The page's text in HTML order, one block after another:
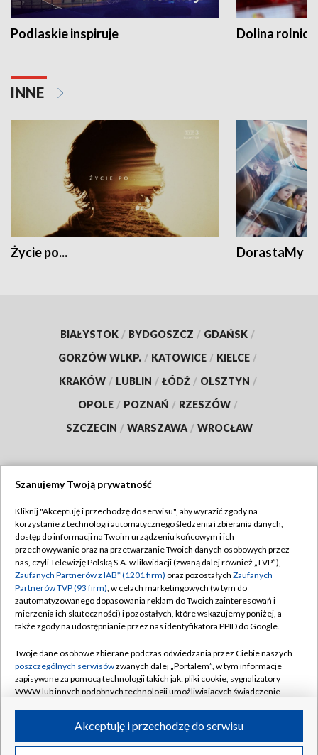
Podlaskie inspiruje Dolina
INNE
Życie po... DorastaMy
BIAŁYSTOK / BYDGOSZCZ / GDAŃSK /
GORZÓW WLKP. / KATOWICE / KIELCE /
KRAKÓW / LUBLIN / ŁÓDŹ / OLSZTYN /
OPOLE / POZNAŃ / RZESZÓW /
SZCZECIN / WARSZAWA / WROCŁAW
TVP
Abonament TVP
Emisja w TVP
Centrum informacji TVP
Naziemna Telewizja Cyfrowa
Rada Programowa
System NOS
Informacje o nadawcy
Program dla prasy
Regulamin TVP
Polityka prywatności
Moje zgody
Pomoc
Kontakt
Kanały
©2026 Telewizja Polska S.A. w likwidacji
Szanujemy Twoją prywatność
Kliknij "Akceptuję i przechodzę do serwisu", aby wyrazić zgody na
korzystanie z technologii automatycznego śledzenia i zbierania danych,
dostęp do informacji na Twoim urządzeniu końcowym i ich
przechowywanie oraz na przetwarzanie Twoich danych osobowych przez
nas, czyli Telewizję Polską S.A. w likwidacji (zwaną dalej również „TVP”),
Zaufanych Partnerów z IAB* (1201 firm) oraz pozostałych Zaufanych
Partnerów TVP (93 firm), w celach marketingowych (w tym do
zautomatyzowanego dopasowania reklam do Twoich zainteresowań i
mierzenia ich skuteczności) i pozostałych, które wskazujemy poniżej, a
także zgody na udostępnianie przez nas identyfikatora PPID do Google.
Twoje dane osobowe zbierane podczas odwiedzania przez Ciebie naszych
poszczególnych serwisówzwanych dalej „Portalem”, w tym informacje
zapisywane za pomocą technologii takich jak: pliki cookie, sygnalizatory
WWW lub innych podobnych technologii umożliwiających świadczenie
ruchu w Internecie.Akceptuję i przechodzę do serwisu